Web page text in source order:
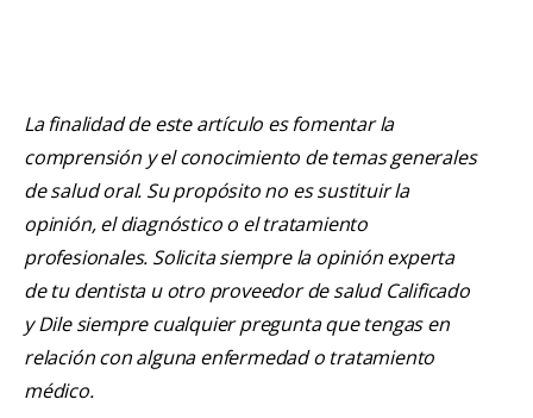
La finalidad de este artículo es fomentar la
comprensión y el conocimiento de temas generales
de salud oral. Su propósito no es sustituir la
opinión, el diagnóstico o el tratamiento
profesionales. Solicita siempre la opinión experta
de tu dentista u otro proveedor de salud Calificado
y Dile siempre cualquier pregunta que tengas en
relación con alguna enfermedad o tratamiento
médico.